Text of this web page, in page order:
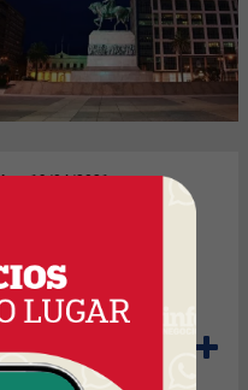
Lun19/04/2021